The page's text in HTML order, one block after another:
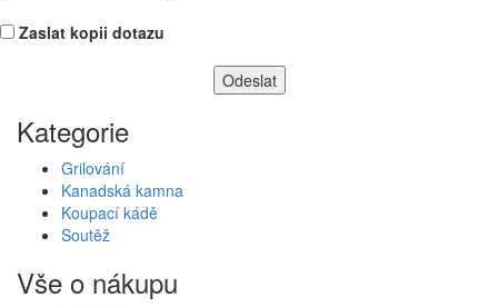
Zaslat kopii dotazu
Kategorie
Grilování
Kanadská kamna
Koupací kádě
Soutěž
Vše o nákupu